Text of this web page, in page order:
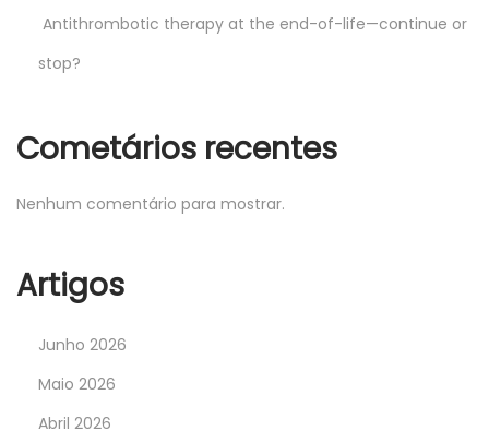
Antithrombotic therapy at the end-of-life—continue or
stop?
Cometários recentes
Nenhum comentário para mostrar.
Artigos
Junho 2026
Maio 2026
Abril 2026